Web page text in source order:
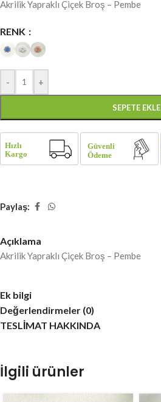
Akrilik Yapraklı Çiçek Broş – Pembe
RENK
- +
SEPETE EKLE
Paylaş:
Açıklama
Akrilik Yapraklı Çiçek Broş – Pembe
Ek bilgi
Değerlendirmeler (0)
TESLİMAT HAKKINDA
İlgili ürünler